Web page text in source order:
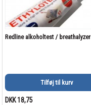
Redline alkoholtest / breathalyzer
Tilføj til kurv
DKK 18,75